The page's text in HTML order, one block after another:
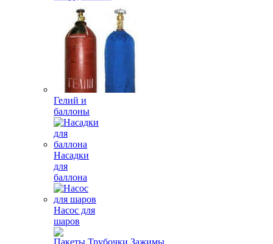
Гелий и
баллоны
Насадки
для
баллона
Насос для
шаров